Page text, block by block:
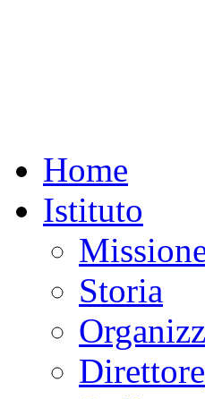
Home
Istituto
Storia
Direttore